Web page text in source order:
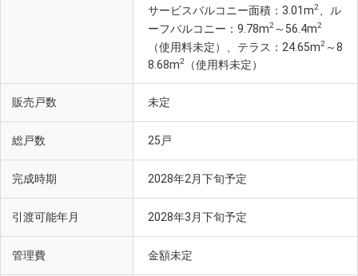
サービスバルコニー面積：3.01m2
、ル
ーフバルコニー：9.78m2 ～56.4m2
（使用料未定）、テラス：24.65m2 ～8
8.68m2 （使用料未定）
販売戸数 未定
総戸数 25戸
完成時期 2028年2月下旬予定
引渡可能年月 2028年3月下旬予定
管理費 金額未定